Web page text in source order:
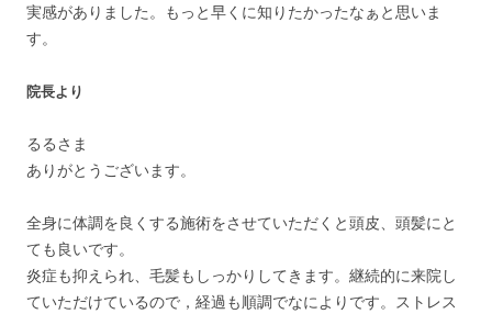
実感がありました。もっと早くに知りたかったなぁと思いま
す。
院長より
るるさま
ありがとうございます。
全身に体調を良くする施術をさせていただくと頭皮、頭髪にと
ても良いです。
炎症も抑えられ、毛髪もしっかりしてきます。継続的に来院し
ていただけているので，経過も順調でなによりです。ストレス